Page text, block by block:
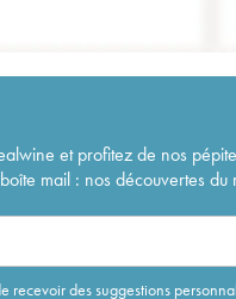
et profitez de nos
mail : nos découvertes
recevoir des suggestions